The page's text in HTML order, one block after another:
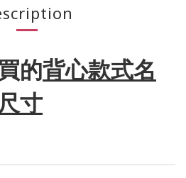
的背心款式名
寸